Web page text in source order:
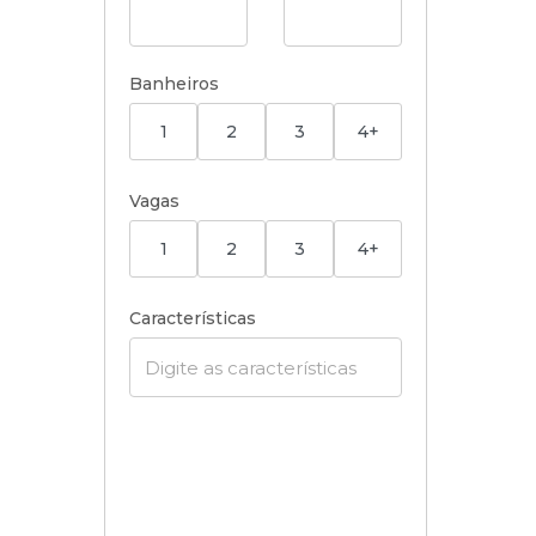
Banheiros
1 2 3 4+
Vagas
1 2 3 4+
Características